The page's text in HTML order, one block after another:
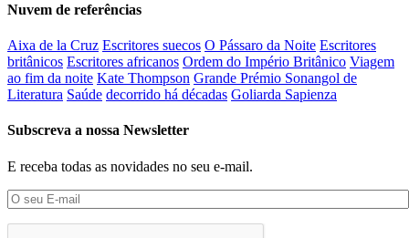
Nuvem de referências
Aixa de la Cruz Escritores suecos O Pássaro da Noite Escritores
britânicos Escritores africanos Ordem do Império Britânico Viagem
ao fim da noite Kate Thompson Grande Prémio Sonangol de
Literatura Saúde decorrido há décadas Goliarda Sapienza
Subscreva a nossa Newsletter
E receba todas as novidades no seu e-mail.